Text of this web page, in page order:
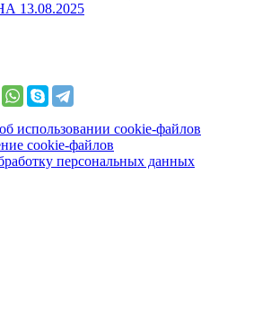
использовании cookie-файлов
cookie-файлов
персональных данных